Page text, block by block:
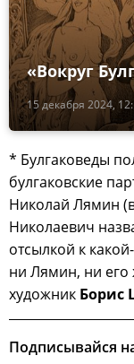
15 декабря 2024,
«Вокруг
* Булгаковеды
булгаковские
Николай Лямин
Николаевич
отсылкой к
ни Лямин, ни
художник Борис
Подписывайся